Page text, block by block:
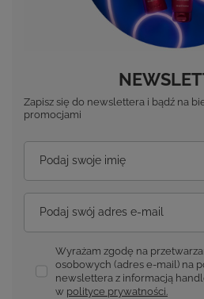
Zapisz się do newslettera i bądź na
promocjami
Podaj swoje imię
Podaj swój adres e-mail
Wyrażam zgodę na
osobowych (adres e-mail) na
newslettera z informacją
w polityce prywatności.